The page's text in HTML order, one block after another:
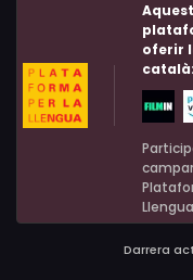
oferir
català:
Darrera